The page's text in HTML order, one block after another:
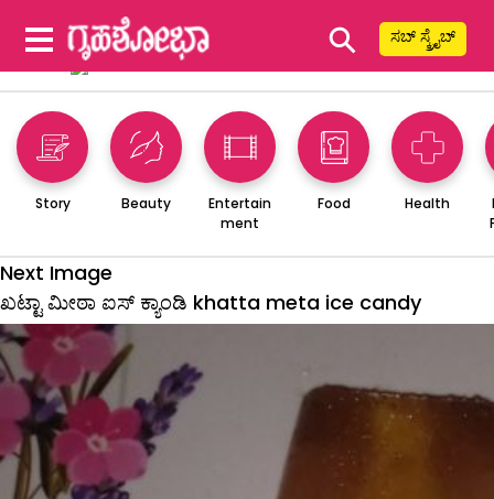
⚲ ಸಬ್ ಸ್ಕ್ರೈಬ್
Story Beauty
Entertain
ment
Food Health
Next Image
ಖಟ್ಟಾ ಮೀಠಾ ಐಸ್ ಕ್ಯಾಂಡಿ khatta meta ice candy